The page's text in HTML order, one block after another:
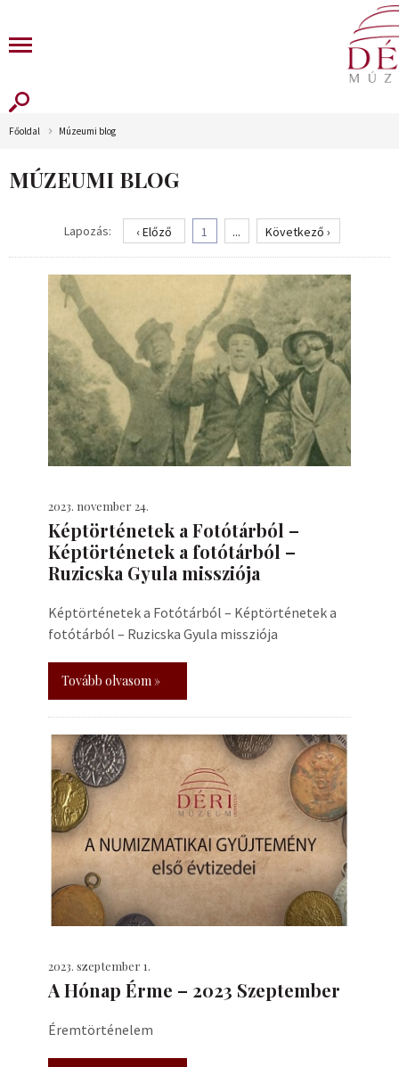
Főoldal Múzeumi blog
MÚZEUMI BLOG
Lapozás: ‹ Előző 1 ... Következő ›
2023. november 24.
Képtörténetek a Fotótárból –
Képtörténetek a fotótárból –
Ruzicska Gyula missziója
Képtörténetek a Fotótárból – Képtörténetek a
fotótárból – Ruzicska Gyula missziója
Tovább olvasom »
2023. szeptember 1.
A Hónap Érme – 2023 Szeptember
Éremtörténelem